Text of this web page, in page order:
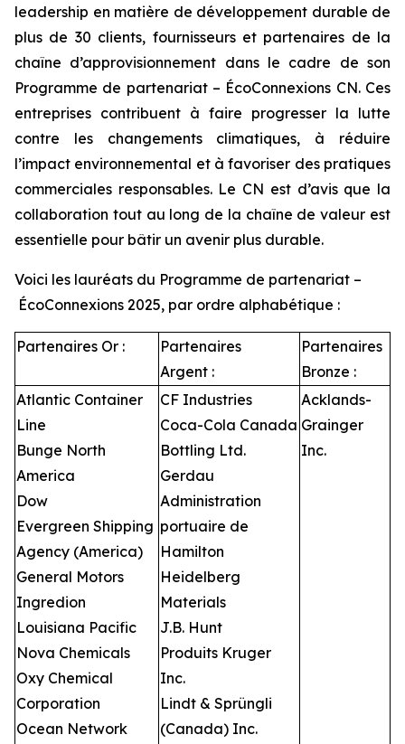
leadership en matière de développement durable de
plus de 30 clients, fournisseurs et partenaires de la
chaîne d’approvisionnement dans le cadre de son
Programme de partenariat – ÉcoConnexions CN. Ces
entreprises contribuent à faire progresser la lutte
contre les changements climatiques, à réduire
l’impact environnemental et à favoriser des pratiques
commerciales responsables. Le CN est d’avis que la
collaboration tout au long de la chaîne de valeur est
essentielle pour bâtir un avenir plus durable.
Voici les lauréats du Programme de partenariat –
ÉcoConnexions 2025, par ordre alphabétique :
Partenaires Or :
Partenaires
Argent :
Partenaires
Bronze :
Atlantic Container
Line
Bunge North
America
Dow
Evergreen Shipping
Agency (America)
General Motors
Ingredion
Louisiana Pacific
Nova Chemicals
Oxy Chemical
Corporation
Ocean Network
CF Industries
Coca-Cola Canada
Bottling Ltd.
Gerdau
Administration
portuaire de
Hamilton
Heidelberg
Materials
J.B. Hunt
Produits Kruger
Inc.
Lindt & Sprüngli
(Canada) Inc.
Acklands-
Grainger
Inc.